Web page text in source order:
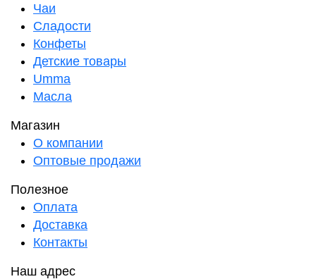
Чаи
Сладости
Конфеты
Детские товары
Umma
Масла
Магазин
О компании
Оптовые продажи
Полезное
Оплата
Доставка
Контакты
Наш адрес